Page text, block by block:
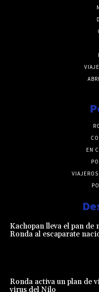
EN
Kachopan lleva el pan de
Ronda al escaparate
Ronda activa un plan de
virus del Nilo